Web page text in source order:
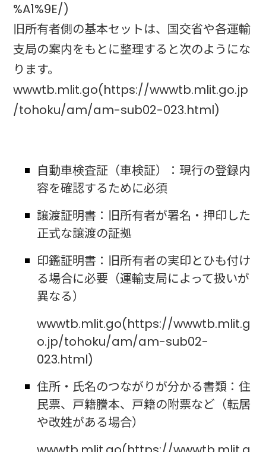
%A1%9E/)
旧所有者側の基本セットは、国交省や各運輸
支局の案内をもとに整理すると次のようにな
ります。
wwwtb.mlit.go(https://wwwtb.mlit.go.jp
/tohoku/am/am-sub02-023.html)
自動車検査証（車検証）：現行の登録内
容を確認するために必須
譲渡証明書：旧所有者が署名・押印した
正式な譲渡の証拠
印鑑証明書：旧所有者の実印とひも付け
る場合に必要（運輸支局によって扱いが
異なる）
wwwtb.mlit.go(https://wwwtb.mlit.g
o.jp/tohoku/am/am-sub02-
023.html)
住所・氏名のつながりが分かる書類：住
民票、戸籍謄本、戸籍の附票など（転居
や改姓がある場合）